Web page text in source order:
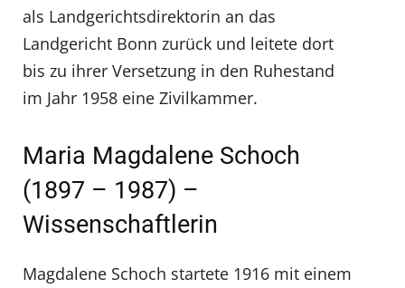
als Landgerichtsdirektorin an das
Landgericht Bonn zurück und leitete dort
bis zu ihrer Versetzung in den Ruhestand
im Jahr 1958 eine Zivilkammer.
Maria Magdalene Schoch
(1897 – 1987) –
Wissenschaftlerin
Magdalene Schoch startete 1916 mit einem